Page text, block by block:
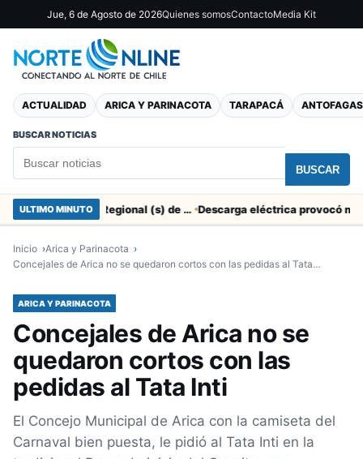
Jue, 6 de Agosto de 2026Quienes somosContactoMedia Kit
ACTUALIDAD ARICA Y PARINACOTA TARAPACÁ
BUSCAR NOTICIAS
BUSCAR
ULTIMO MINUTO SERNAC pidió la renuncia a Director Regional (s) de Arica por contratar solo a militantes del Gobierno
Inicio
Arica y Parinacota
Concejales de Arica no se quedaron cortos con las pedidas al Tata…
ARICA Y PARINACOTA
Concejales de Arica no se
quedaron cortos con las
pedidas al Tata Inti
El Concejo Municipal de Arica con la camiseta del
Carnaval bien puesta, le pidió al Tata Inti en la